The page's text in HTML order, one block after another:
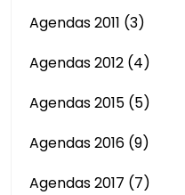
Agendas 2011 (3)
Agendas 2012 (4)
Agendas 2015 (5)
Agendas 2016 (9)
Agendas 2017 (7)